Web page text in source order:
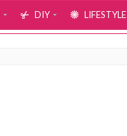
DIY LIFESTYLE